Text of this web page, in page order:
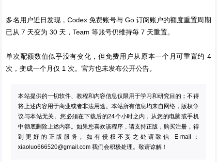
多名用户近日发现，Codex 免费账号与 Go 订阅账户的额度重置周期
已从 7 天变为 30 天，Team 等账号仍维持每 7 天重置。
单次配额数值似乎没有变化，但免费用户从原本一个月可重置约 4
次，变成一个月仅 1 次。官方也未发布公开公告。
本站提供的一切软件、教程和内容信息仅限用于学习和研究目的；不得
将上述内容用于商业或者非法用途。本站所有信息均来自网络，版权争
议与本站无关。您必须在下载后的24个小时之内，从您的电脑或手机
中彻底删除上述内容。如果您喜欢该程序，请支持正版，购买注册，得
到更好的正版服务。如有侵权不妥之处请致信 E-mail：
xiaoluo666520@gmail.com 我们会积极处理。敬请谅解！